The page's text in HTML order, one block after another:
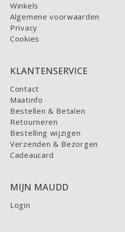
Winkels
Algemene voorwaarden
Privacy
Cookies
KLANTENSERVICE
Contact
Maatinfo
Bestellen & Betalen
Retourneren
Bestelling wijzigen
Verzenden & Bezorgen
Cadeaucard
MIJN MAUDD
Login